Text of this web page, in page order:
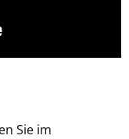
Sie im